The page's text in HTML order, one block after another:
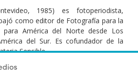
1985) es fotoperiodista,
como editor de Fotografía para la
para América del Norte desde Los
del Sur. Es cofundador de la
Sensible.